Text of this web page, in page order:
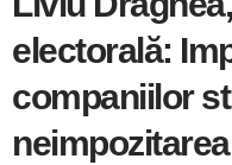
electorală:
companiilor